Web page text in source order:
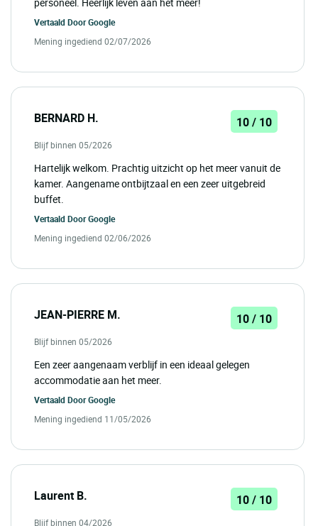
Vertaald DoorGoogle
Mening ingediend 02/07/2026
BERNARD H. 10 / 10
Blijf binnen 05/2026
Hartelijk welkom. Prachtig uitzicht op het meer vanuit de
kamer. Aangename ontbijtzaal en een zeer uitgebreid
buffet.
Vertaald DoorGoogle
Mening ingediend 02/06/2026
JEAN-PIERRE M. 10 / 10
Blijf binnen 05/2026
Een zeer aangenaam verblijf in een ideaal gelegen
accommodatie aan het meer.
Vertaald DoorGoogle
Mening ingediend 11/05/2026
Laurent B. 10 / 10
Blijf binnen 04/2026